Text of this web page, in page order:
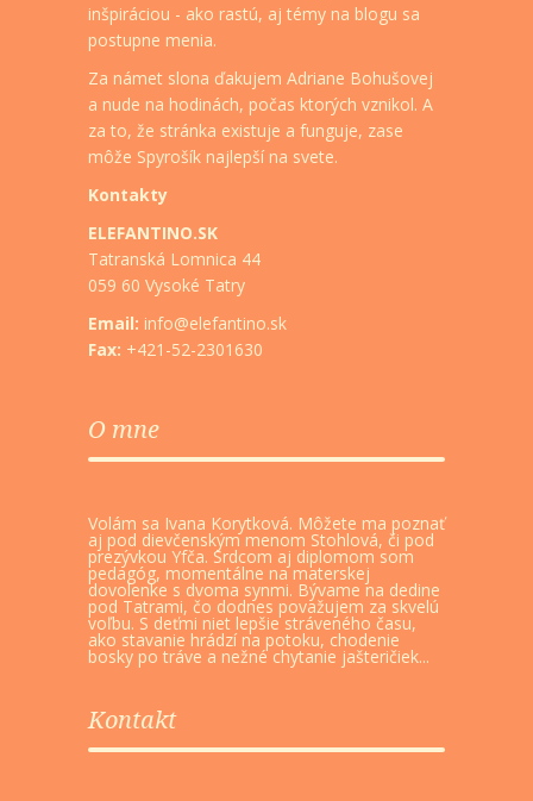
inšpiráciou - ako rastú, aj témy na blogu sa
postupne menia.
Za námet slona ďakujem Adriane Bohušovej
a nude na hodinách, počas ktorých vznikol. A
za to, že stránka existuje a funguje, zase
môže Spyrošík najlepší na svete.
Kontakty
ELEFANTINO.SK
Tatranská Lomnica 44
059 60 Vysoké Tatry
Email: info@elefantino.sk
Fax: +421-52-2301630
O mne
Volám sa Ivana Korytková. Môžete ma poznať
aj pod dievčenským menom Stohlová, či pod
prezývkou Yfča. Srdcom aj diplomom som
pedagóg, momentálne na materskej
dovolenke s dvoma synmi. Bývame na dedine
pod Tatrami, čo dodnes považujem za skvelú
voľbu. S deťmi niet lepšie stráveného času,
ako stavanie hrádzí na potoku, chodenie
bosky po tráve a nežné chytanie jašteričiek...
Kontakt